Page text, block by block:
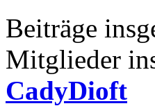
Beiträge
Mitglieder
CadyDioft